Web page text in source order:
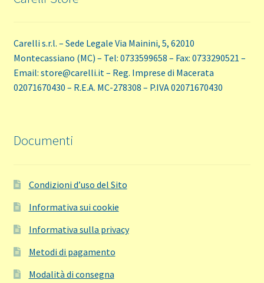
Carelli s.r.l. – Sede Legale Via Mainini, 5, 62010
Montecassiano (MC) – Tel: 0733599658 – Fax: 0733290521 –
Email: store@carelli.it – Reg. Imprese di Macerata
02071670430 – R.E.A. MC-278308 – P.IVA 02071670430
Documenti
Condizioni d’uso del Sito
Informativa sui cookie
Informativa sulla privacy
Metodi di pagamento
Modalità di consegna